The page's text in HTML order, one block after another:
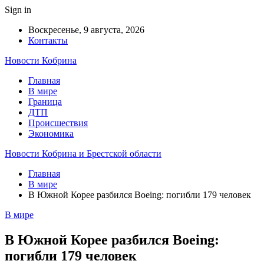
Sign in
Воскресенье, 9 августа, 2026
Контакты
Новости Кобрина
Главная
В мире
Граница
ДТП
Происшествия
Экономика
Новости Кобрина и Брестской области
Главная
В мире
В Южной Корее разбился Boeing: погибли 179 человек
В мире
В Южной Корее разбился Boeing:
погибли 179 человек